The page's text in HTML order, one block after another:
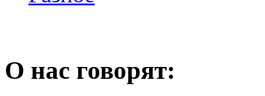
О нас говорят: